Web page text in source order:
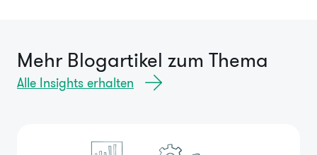
Mehr Blogartikel zum Thema
Alle Insights erhalten